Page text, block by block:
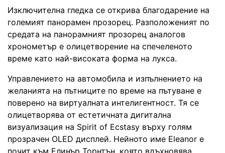
Изключителна гледка се открива благодарение на
големият панорамен прозорец. Разположеният по
средата на панорамният прозорец аналогов
хронометър е олицетворение на спечеленото
време като най-високата форма на лукса.
Управлението на автомобила и изпълнението на
желанията на пътниците по време на пътуване е
поверено на виртуалната интелигентност. Тя се
олицетворява от естетичната дигитална
визуализация на Spirit of Ecstasy върху голям
прозрачен OLED дисплей. Нейното име Eleanor е
почит към Елинър Торнтън, която вдъхновява